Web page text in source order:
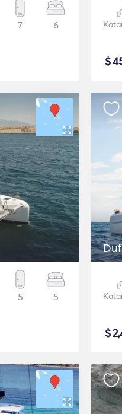
7 6
$
5 5
$